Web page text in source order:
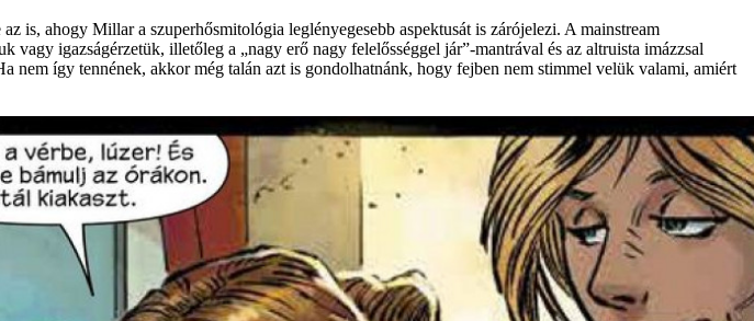
az is, ahogy Millar a szuperhősmitológia leglényegesebb aspektusát is zárójelezi. A mainstream
igazságérzetük, illetőleg a „nagy erő nagy felelősséggel jár”-mantrával és az altruista imázzsal
nem így tennének, akkor még talán azt is gondolhatnánk, hogy fejben nem stimmel velük valami, amiért